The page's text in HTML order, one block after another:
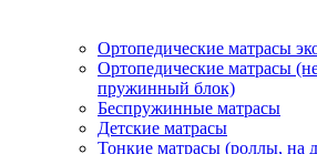
Ортопедические матрасы
Ортопедические матрасы
пружинный блок)
Беcпружинные матрасы
Детские матрасы
Тонкие матрасы (роллы, на